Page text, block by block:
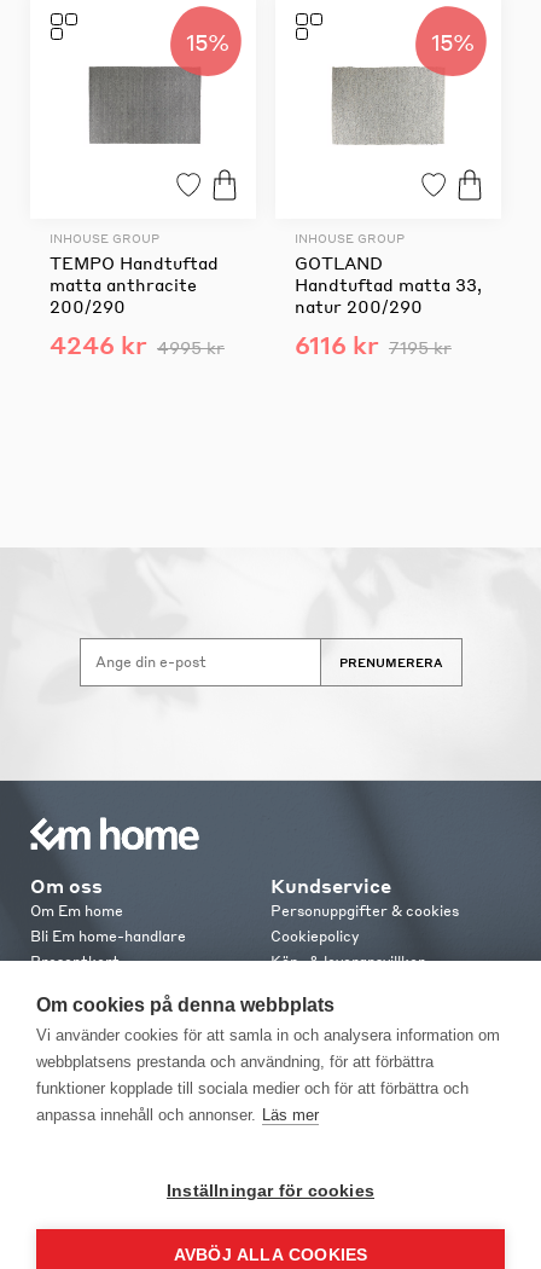
Om cookies på denna webbplats
Vi använder cookies för att samla in och analysera information om
webbplatsens prestanda och användning, för att förbättra
funktioner kopplade till sociala medier och för att förbättra och
anpassa innehåll och annonser. Läs mer
Inställningar för cookies
AVBÖJ ALLA COOKIES
15%
INHOUSE GROUP
TEMPO Handtuftad
matta anthracite
200/290
4246 kr 4995 kr
15%
INHOUSE GROUP
GOTLAND
Handtuftad matta 33,
natur 200/290
6116 kr 7195 kr
PRENUMERERA
Om oss
Om Em home
Bli Em home-handlare
Presentkort
Em home Club
Medlemsvillkor
Kundservice
Personuppgifter & cookies
Cookiepolicy
Köp- & leveransvillkor
Retur & reklamation
Kontakt
Kontakta oss